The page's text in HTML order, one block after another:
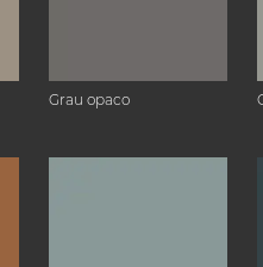
Grau opaco